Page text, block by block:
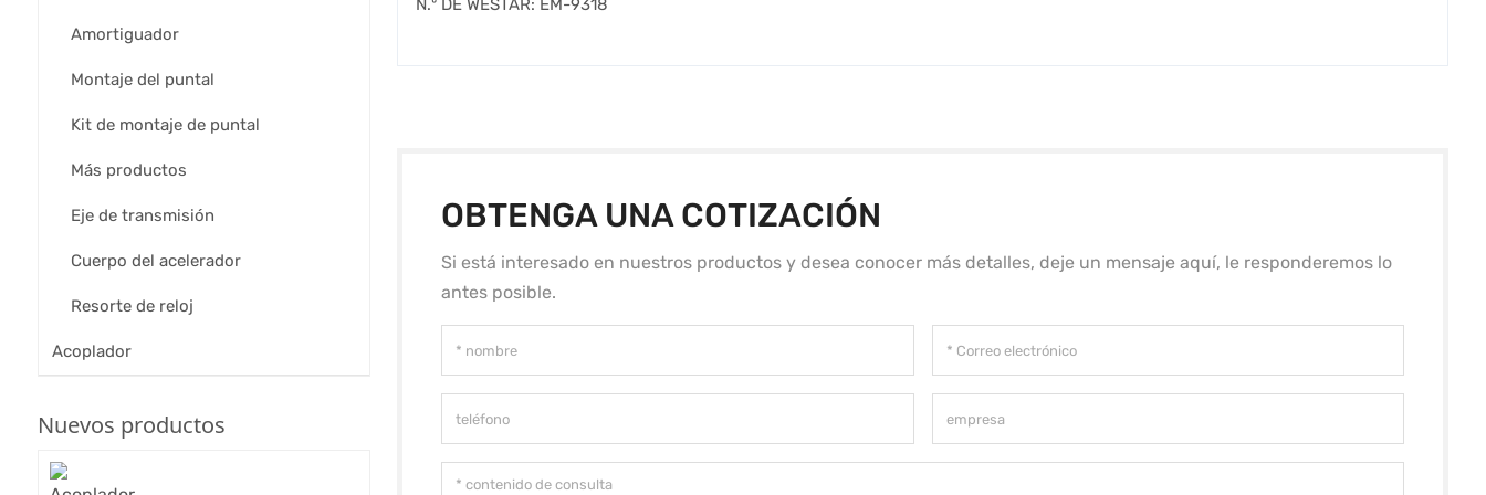
N.º DE WESTAR: EM-9318
OBTENGA UNA COTIZACIÓN
Si está interesado en nuestros productos y desea conocer más detalles, deje un mensaje aquí, le responderemos lo
antes posible.
Amortiguador
Montaje del puntal
Kit de montaje de puntal
Más productos
Eje de transmisión
Cuerpo del acelerador
Resorte de reloj
Acoplador
Nuevos productos